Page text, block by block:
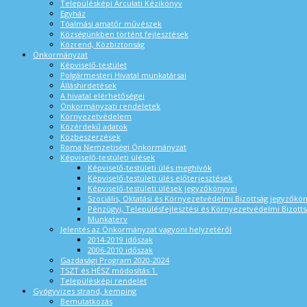
Településképi Arculati Kézikönyv
Egyház
Tóalmási amatőr művészek
Községünkben történt fejlesztések
Közrend, Közbiztonság
Önkormányzat
Képviselő-testület
Polgármesteri Hivatal munkatársai
Álláshirdetések
A hivatal elérhetőségei
Önkormányzati rendeletek
Környezetvédelem
Közérdekű adatok
Közbeszerzések
Roma Nemzetiségi Önkormányzat
Képviselő-testületi ülések
Képviselő-testületi ülés meghívók
Képviselő-testületi ülés előterjesztések
Képviselő-testületi ülések jegyzőkönyvei
Szociális, Oktatási és Környezetvédelmi Bizottság
Pénzügyi, Településfejlesztési és Környezetvédelmi
Munkaterv
Jelentés az Önkormányzat vagyoni helyzetéről
2014-2019 időszak
2006-2010 időszak
Gazdasági Program 2020-2024
TSZT és HÉSZ módosítás 1.
Településképi rendelet
Gyógyvizes strand, kemping
Bemutatkozás